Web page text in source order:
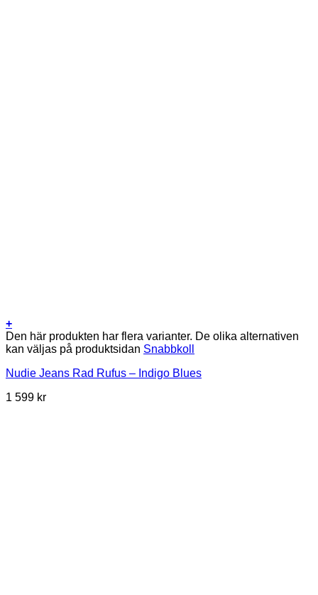
+
Den här produkten har flera varianter. De olika alternativen
kan väljas på produktsidan Snabbkoll
Nudie Jeans Rad Rufus – Indigo Blues
1 599 kr